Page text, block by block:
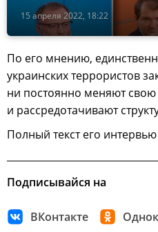
15 апреля 2022, 18:22
По его мнению,
украинских террористов
ни постоянно меняют
и рассредотачивают
Полный текст его
Подписывайся на
ВКонтакте